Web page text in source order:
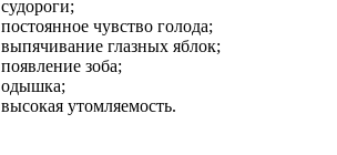
судороги;
постоянное чувство голода;
выпячивание глазных яблок;
появление зоба;
одышка;
высокая утомляемость.